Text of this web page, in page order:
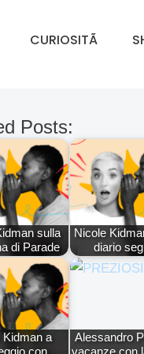
CURIOSITÃ
Posts:
sulla
di Parade
Nicole
diario
Kidman a
Alessandro